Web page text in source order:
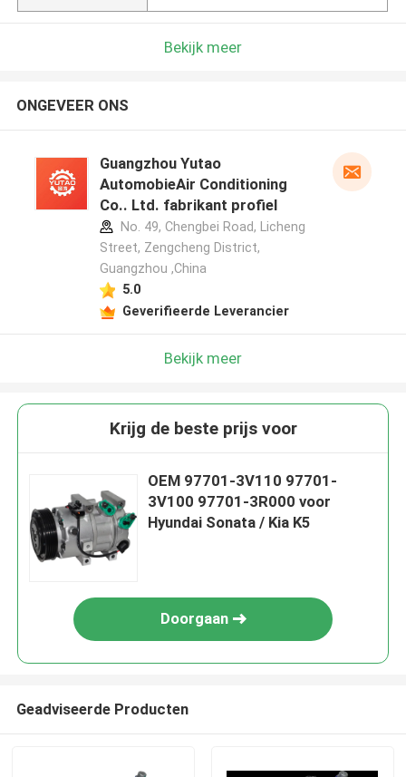
Bekijk meer
ONGEVEER ONS
Guangzhou Yutao
AutomobieAir Conditioning
Co.. Ltd. fabrikant profiel
No. 49, Chengbei Road, Licheng
Street, Zengcheng District,
Guangzhou ,China
5.0
Geverifieerde Leverancier
Bekijk meer
Krijg de beste prijs voor
OEM 97701-3V110 97701-
3V100 97701-3R000 voor
Hyundai Sonata / Kia K5
Doorgaan
Geadviseerde Producten